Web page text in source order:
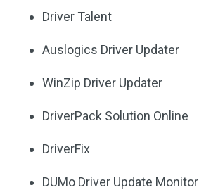
Driver Talent
Auslogics Driver Updater
WinZip Driver Updater
DriverPack Solution Online
DriverFix
DUMo Driver Update Monitor